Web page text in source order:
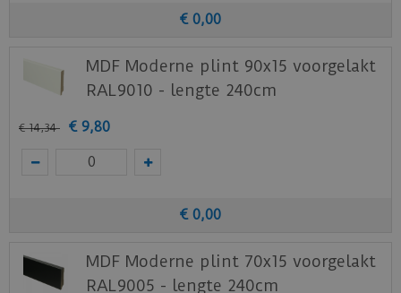
€ 0,00
MDF Moderne plint 90x15 voorgelakt
RAL9010 - lengte 240cm
€ 14,34 € 9,80
€ 0,00
MDF Moderne plint 70x15 voorgelakt
RAL9005 - lengte 240cm